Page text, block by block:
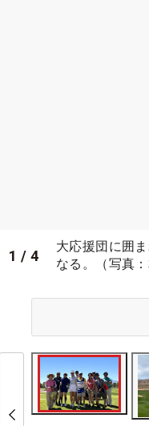
1 / 4
大応援団に囲
なる。（写真：